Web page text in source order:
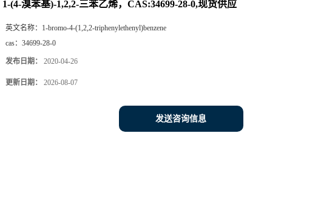
1-(4-溴苯基)-1,2,2-三苯乙烯，CAS:34699-28-0,现货供应
英文名称： 1-bromo-4-(1,2,2-triphenylethenyl)benzene
cas： 34699-28-0
发布日期： 2020-04-26
更新日期： 2026-08-07
发送咨询信息